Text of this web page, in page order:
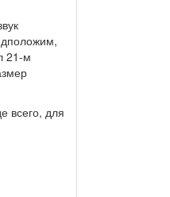
21-м
всего, для